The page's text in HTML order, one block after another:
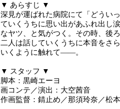
▼ あらすじ ▼
深見が運ばれた病院にて「どうい
ていくうちに思い出があふれ出し
なヤツ、と気がつく。その時、後
二人は話していくうちに本音をさ
いくように触れて――。
▼ スタッフ ▼
脚本：黒崎エーヨ
画コンテ／演出：大空茜音
作画監督：錆止め／那須玲奈／松